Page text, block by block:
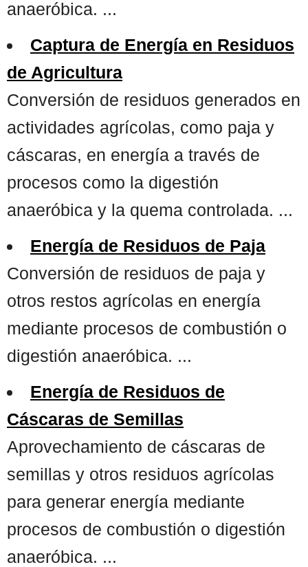
anaeróbica. ...
Captura de Energía en Residuos
de Agricultura
Conversión de residuos generados en
actividades agrícolas, como paja y
cáscaras, en energía a través de
procesos como la digestión
anaeróbica y la quema controlada. ...
Energía de Residuos de Paja
Conversión de residuos de paja y
otros restos agrícolas en energía
mediante procesos de combustión o
digestión anaeróbica. ...
Energía de Residuos de
Cáscaras de Semillas
Aprovechamiento de cáscaras de
semillas y otros residuos agrícolas
para generar energía mediante
procesos de combustión o digestión
anaeróbica. ...